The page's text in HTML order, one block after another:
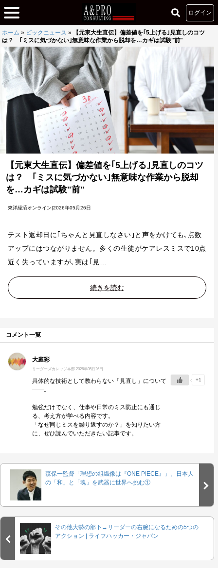
ログイン
ホーム » ピックニュース »
【元東大生直伝】偏差値を｢5上げる｣見直しのコツ
は？ ｢ミスに気づかない｣無意味な作業から脱却を…カギは試験"前"
【元東大生直伝】偏差値を｢5上げる｣見直しのコツ
は？ ｢ミスに気づかない｣無意味な作業から脱却
を…カギは試験"前"
東洋経済オンライン|2026年05月26日
テスト返却日に｢ちゃんと見直しなさい｣と声をかけても､点数
アップにはつながりません。多くの生徒がケアレスミスで10点
近く失っていますが､実は｢見…
続きを読む
コメント一覧
大庭彩
リーダーズカレッジ本部 2026年05月26日
具体的な技術として教わらない「見直し」について
――。
勉強だけでなく、仕事や日常のミス防止にも通じ
る、考え方が学べる内容です。
「なぜ同じミスを繰り返すのか？」を知りたい方
に、ぜひ読んでいただきたい記事です。
+1
森保一監督「理想の組織像は『ONE PIECE』」。日本人
の「和」と「魂」を武器に世界へ挑む①
その他大勢の部下→リーダーの右腕になるための5つの
アクション | ライフハッカー・ジャパン